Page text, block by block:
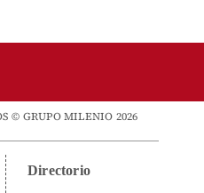
© GRUPO MILENIO 2026
Directorio